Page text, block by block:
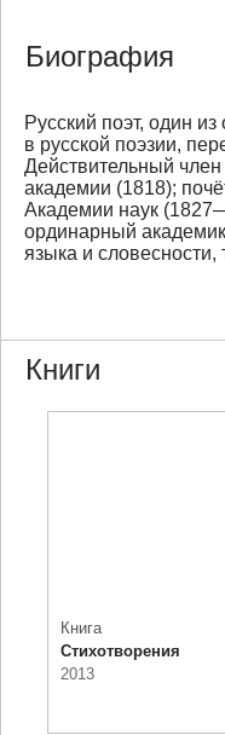
Биография
Русский поэт, один
в русской поэзии,
Действительный
академии (1818);
Академии наук
ординарный
языка и словесности,
Книги
Книга
Стихотворения
2013